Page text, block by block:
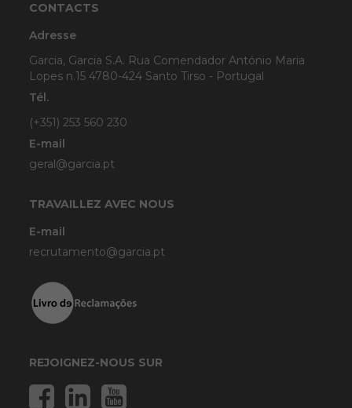
CONTACTS
Adresse
Garcia, Garcia S.A. Rua Comendador António Maria
Lopes n.15 4780-424 Santo Tirso - Portugal
Tél.
(+351) 253 560 230
E-mail
geral@garcia.pt
TRAVAILLEZ AVEC NOUS
E-mail
recrutamento@garcia.pt
REJOIGNEZ-NOUS SUR